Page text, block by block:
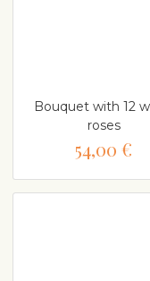
Bouquet with 12
roses
54,00 €